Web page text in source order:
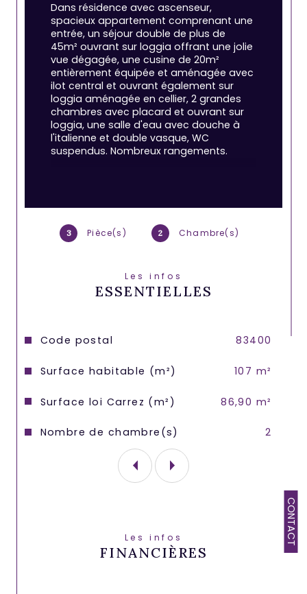
CONTACT
3 Pièce(s) 2 Chambre(s)
Les infos
ESSENTIELLES
Caractéristiques Valeurs
Code postal 83400
Surface habitable (m²) 107 m²
Surface loi Carrez (m²) 86,90 m²
Nombre de chambre(s) 2
Dans résidence avec ascenseur,
spacieux appartement comprenant une
entrée, un séjour double de plus de
45m² ouvrant sur loggia offrant une jolie
vue dégagée, une cusine de 20m²
entièrement équipée et aménagée avec
ilot central et ouvrant également sur
loggia aménagée en cellier, 2 grandes
chambres avec placard et ouvrant sur
loggia, une salle d'eau avec douche à
l'italienne et double vasque, WC
suspendus. Nombreux rangements.
compléter le tout.
Vous serez séduits par les prestations
appartement : grandes dalles au
sol,volets roulants électriques, baies
vitrées en alu, électricité rénovée.....
Quote part de charges annuelles : 2173€
pour l'appartement et 262€ pour le
Les infos
FINANCIÈRES